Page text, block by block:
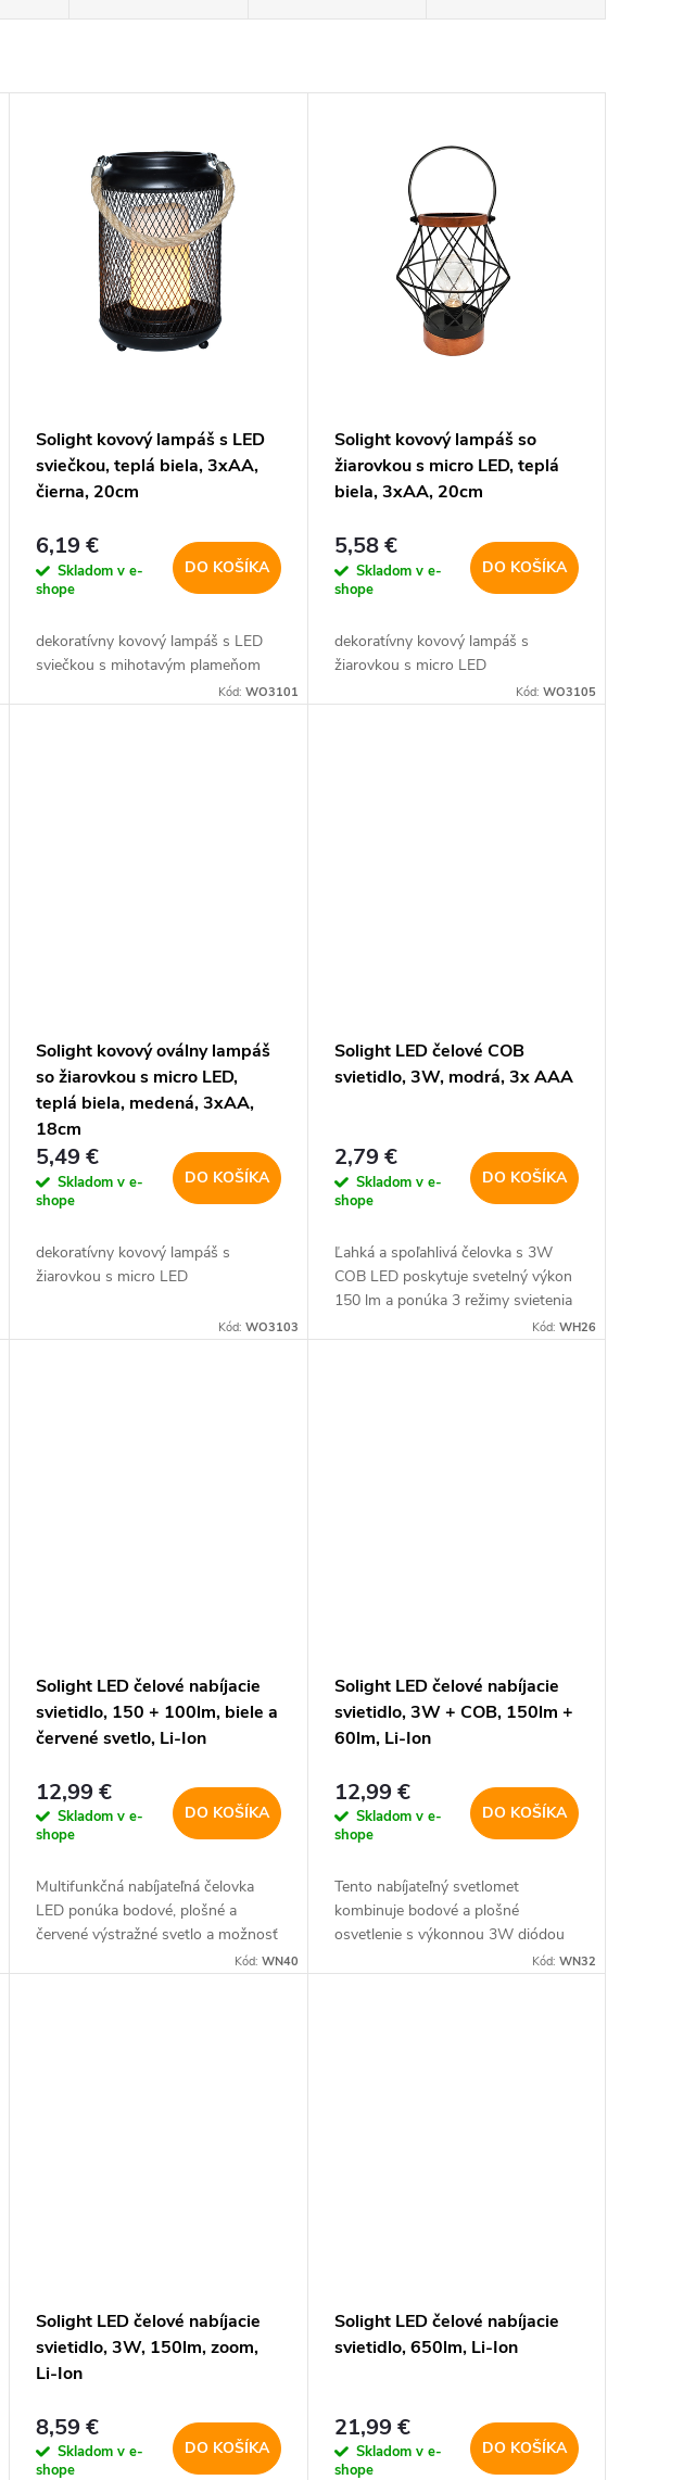
Solight kovový lampáš s LED
sviečkou, teplá biela, 3xAA,
čierna, 20cm
6,19 €
Skladom v e-
shope
DO KOŠÍKA
dekoratívny kovový lampáš s LED
sviečkou s mihotavým plameňom
Kód: WO3101
Solight kovový lampáš so
žiarovkou s micro LED, teplá
biela, 3xAA, 20cm
5,58 €
Skladom v e-
shope
DO KOŠÍKA
dekoratívny kovový lampáš s
žiarovkou s micro LED
Kód: WO3105
Solight kovový oválny lampáš
so žiarovkou s micro LED,
teplá biela, medená, 3xAA,
18cm
5,49 €
Skladom v e-
shope
DO KOŠÍKA
dekoratívny kovový lampáš s
žiarovkou s micro LED
Kód: WO3103
Solight LED čelové COB
svietidlo, 3W, modrá, 3x AAA
2,79 €
Skladom v e-
shope
DO KOŠÍKA
Ľahká a spoľahlivá čelovka s 3W
COB LED poskytuje svetelný výkon
150 lm a ponúka 3 režimy svietenia
- 100 %, 50 % a blikanie. Vďaka
Kód: WH26
Solight LED čelové nabíjacie
svietidlo, 150 + 100lm, biele a
červené svetlo, Li-Ion
12,99 €
Skladom v e-
shope
DO KOŠÍKA
Multifunkčná nabíjateľná čelovka
LED ponúka bodové, plošné a
červené výstražné svetlo a možnosť
bezdotykového zapnutia vďakaKód: WN40
Solight LED čelové nabíjacie
svietidlo, 3W + COB, 150lm +
60lm, Li-Ion
12,99 €
Skladom v e-
shope
DO KOŠÍKA
Tento nabíjateľný svetlomet
kombinuje bodové a plošné
osvetlenie s výkonnou 3W diódou
XPE a 3W svetlom COB. Ponúka
Kód: WN32
Solight LED čelové nabíjacie
svietidlo, 3W, 150lm, zoom,
Li-Ion
8,59 €
Skladom v e-
shope
DO KOŠÍKA
Solight LED čelové nabíjacie
svietidlo, 650lm, Li-Ion
21,99 €
Skladom v e-
shope
DO KOŠÍKA